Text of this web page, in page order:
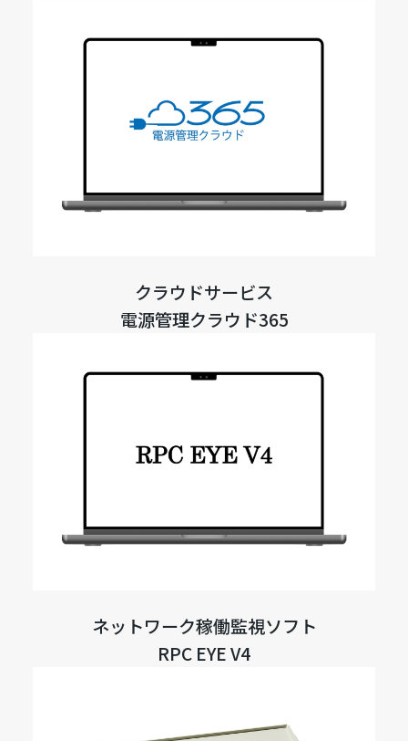
クラウドサービス
電源管理クラウド365
ネットワーク稼働監視ソフト
RPC EYE V4